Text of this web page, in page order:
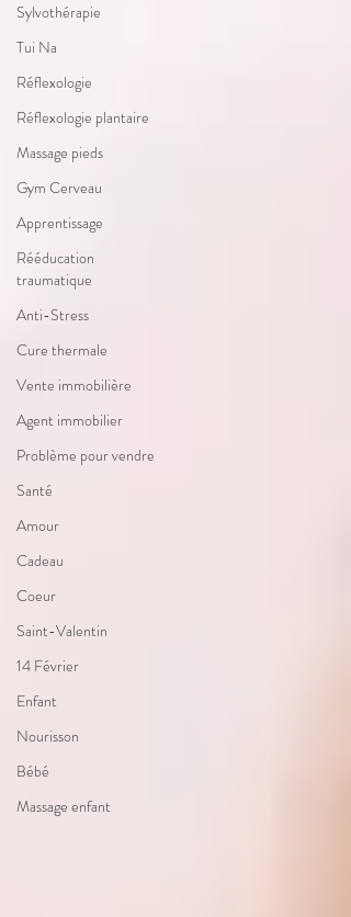
Sylvothérapie
Tui Na
Réflexologie
Réflexologie plantaire
Massage pieds
Gym Cerveau
Apprentissage
Rééducation
traumatique
Anti-Stress
Cure thermale
Vente immobilière
Agent immobilier
Problème pour vendre
Santé
Amour
Cadeau
Coeur
Saint-Valentin
14 Février
Enfant
Nourisson
Bébé
Massage enfant